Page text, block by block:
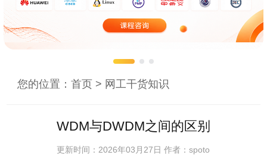
您的位置：首页 > 网工干货知识
WDM与DWDM之间的区别
更新时间：2026年03月27日作者：spoto